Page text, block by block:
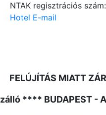
NTAK regisztrációs
Hotel E-mail
FELÚJÍTÁS MIATT
**** BUDAPEST -